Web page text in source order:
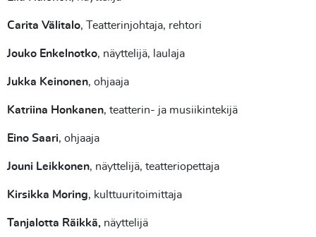
Carita Välitalo, Teatterinjohtaja, rehtori
Jouko Enkelnotko, näyttelijä, laulaja
Jukka Keinonen, ohjaaja
Katriina Honkanen, teatterin- ja musiikintekijä
Eino Saari, ohjaaja
Jouni Leikkonen, näyttelijä, teatteriopettaja
Kirsikka Moring, kulttuuritoimittaja
Tanjalotta Räikkä, näyttelijä